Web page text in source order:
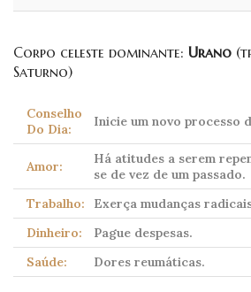
Corpo celeste dominante: Urano
Saturno)
Conselho
Do Dia:
Inicie um novo processo
Amor:
Há atitudes a serem
se de vez de um passado.
Trabalho:
Exerça mudanças
Dinheiro:
Pague despesas.
Saúde:
Dores reumáticas.